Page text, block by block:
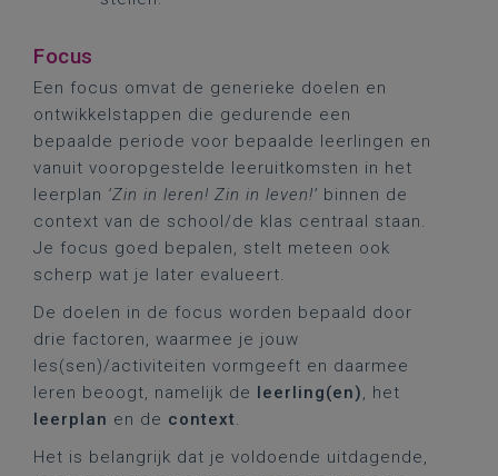
Focus
Een focus omvat de generieke doelen en
ontwikkelstappen die gedurende een
bepaalde periode voor bepaalde leerlingen en
vanuit vooropgestelde leeruitkomsten in het
leerplan ‘Zin in leren! Zin in leven!’ binnen de
context van de school/de klas centraal staan.
Je focus goed bepalen, stelt meteen ook
scherp wat je later evalueert.
De doelen in de focus worden bepaald door
drie factoren, waarmee je jouw
les(sen)/activiteiten vormgeeft en daarmee
leren beoogt, namelijk de leerling(en), het
leerplan en de context.
Het is belangrijk dat je voldoende uitdagende,